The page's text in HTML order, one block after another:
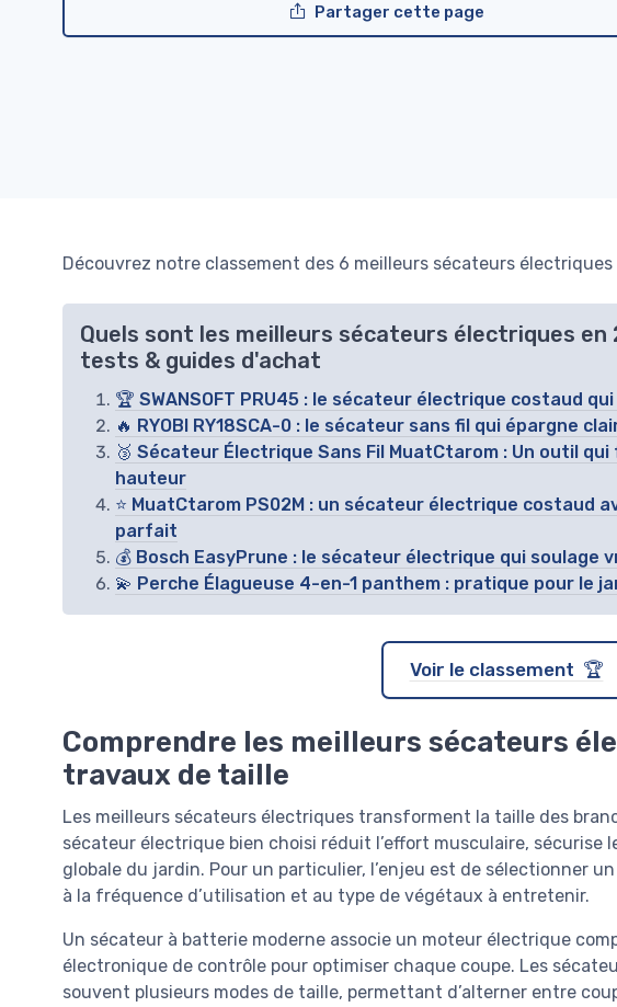
Partager cette page
Découvrez notre classement des 6 meilleurs sécateurs électriques
Quels sont les meilleurs sécateurs électriques
tests & guides d'achat
🏆 SWANSOFT PRU45 : le sécateur électrique costaud
🔥 RYOBI RY18SCA-0 : le sécateur sans fil qui épargne
🥉 Sécateur Électrique Sans Fil MuatCtarom : Un outil
hauteur
⭐ MuatCtarom PS02M : un sécateur électrique costaud
parfait
💰 Bosch EasyPrune : le sécateur électrique qui soulage
💫 Perche Élagueuse 4-en-1 panthem : pratique pour le
Voir le classement 🏆
Comprendre les meilleurs sécateurs
travaux de taille
Les meilleurs sécateurs électriques transforment la taille des
sécateur électrique bien choisi réduit l’effort musculaire, sécurise
globale du jardin. Pour un particulier, l’enjeu est de sélectionner
à la fréquence d’utilisation et au type de végétaux à entretenir.
Un sécateur à batterie moderne associe un moteur électrique
électronique de contrôle pour optimiser chaque coupe. Les
souvent plusieurs modes de taille, permettant d’alterner entre